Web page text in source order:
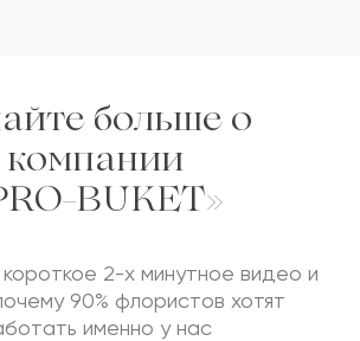
больше о
компании
BUKET»
2-х минутное видео и
90% флористов хотят
именно у нас